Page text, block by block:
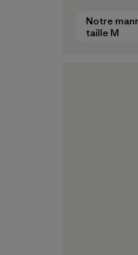
Notre
taille M